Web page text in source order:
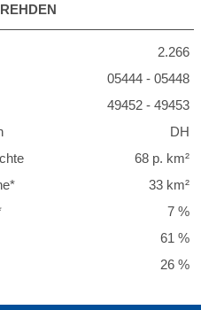
2.266
05444 - 05448
49452 - 49453
DH
68 p. km²
33 km²
7 %
61 %
26 %